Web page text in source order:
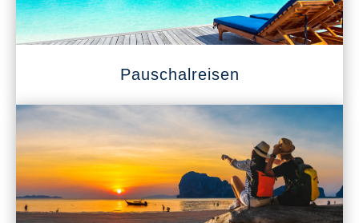
Pauschalreisen